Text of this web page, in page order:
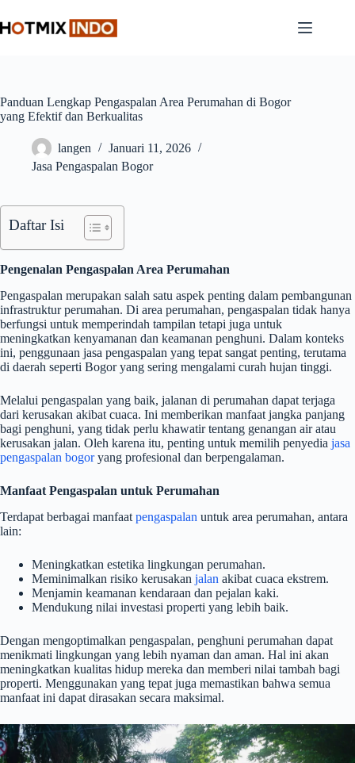
to
content
Panduan Lengkap Pengaspalan Area Perumahan di Bogor
yang Efektif dan Berkualitas
langen
Januari 11, 2026
Jasa Pengaspalan Bogor
Daftar Isi
Pengenalan Pengaspalan Area Perumahan
Pengaspalan merupakan salah satu aspek penting dalam pembangunan
infrastruktur perumahan. Di area perumahan, pengaspalan tidak hanya
berfungsi untuk memperindah tampilan tetapi juga untuk
meningkatkan kenyamanan dan keamanan penghuni. Dalam konteks
ini, penggunaan jasa pengaspalan yang tepat sangat penting, terutama
di daerah seperti Bogor yang sering mengalami curah hujan tinggi.
Melalui pengaspalan yang baik, jalanan di perumahan dapat terjaga
dari kerusakan akibat cuaca. Ini memberikan manfaat jangka panjang
bagi penghuni, yang tidak perlu khawatir tentang genangan air atau
kerusakan jalan. Oleh karena itu, penting untuk memilih penyedia jasa
pengaspalan bogoryang profesional dan berpengalaman.
Manfaat Pengaspalan untuk Perumahan
Terdapat berbagai manfaat pengaspalan untuk area perumahan, antara
lain:
Meningkatkan estetika lingkungan perumahan.
Meminimalkan risiko kerusakan jalan akibat cuaca ekstrem.
Menjamin keamanan kendaraan dan pejalan kaki.
Mendukung nilai investasi properti yang lebih baik.
Dengan mengoptimalkan pengaspalan, penghuni perumahan dapat
menikmati lingkungan yang lebih nyaman dan aman. Hal ini akan
meningkatkan kualitas hidup mereka dan memberi nilai tambah bagi
properti. Menggunakan yang tepat juga memastikan bahwa semua
manfaat ini dapat dirasakan secara maksimal.